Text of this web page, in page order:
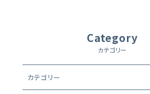
Category
カテゴリー
カテゴリー